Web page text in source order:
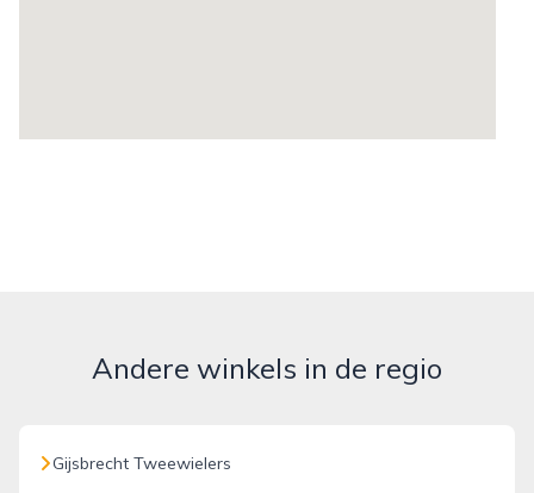
Andere winkels in de regio
Gijsbrecht Tweewielers